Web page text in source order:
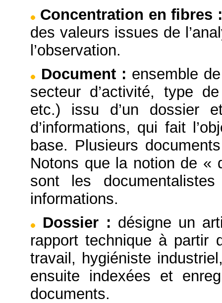
Concentration en fibres :
des valeurs issues de
l’observation.
Document : ensemble
secteur d’activité, type
etc.) issu d’un dossier
d’informations, qui fait
base. Plusieurs
Notons que la notion de «
sont les
informations.
Dossier : désigne un
rapport technique à partir
travail, hygiéniste
ensuite indexées et
documents.